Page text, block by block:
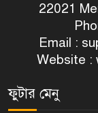
22021
Email :
Website :
ফুটার মেনু